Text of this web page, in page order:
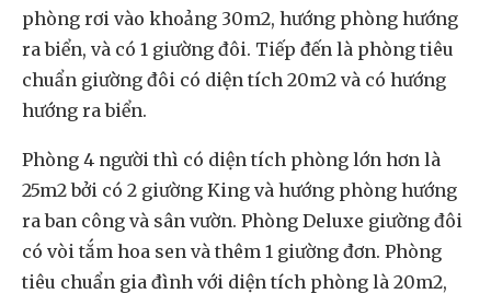
phòng rơi vào khoảng 30m2, hướng phòng hướng
ra biển, và có 1 giường đôi. Tiếp đến là phòng tiêu
chuẩn giường đôi có diện tích 20m2 và có hướng
hướng ra biển.
Phòng 4 người thì có diện tích phòng lớn hơn là
25m2 bởi có 2 giường King và hướng phòng hướng
ra ban công và sân vườn. Phòng Deluxe giường đôi
có vòi tắm hoa sen và thêm 1 giường đơn. Phòng
tiêu chuẩn gia đình với diện tích phòng là 20m2,